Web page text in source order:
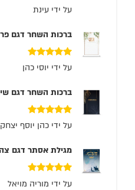
דורג
מתוך 5
על ידי עינת
ברכות השחר דגם
דורג5 מתוך 5
על ידי יוסי כהן
ברכות השחר דגם
דורג5 מתוך 5
על ידי כהן יוסף יצחק
מגילת אסתר דגם
דורג
על ידי מוריה מויאל